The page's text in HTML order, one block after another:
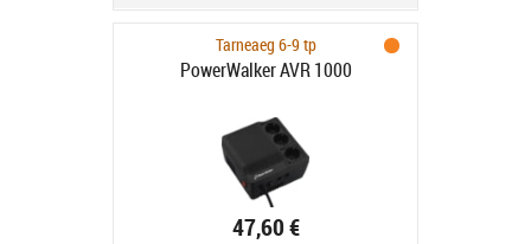
Tarneaeg 6-9 tp
PowerWalker AVR 1000
47,60 €